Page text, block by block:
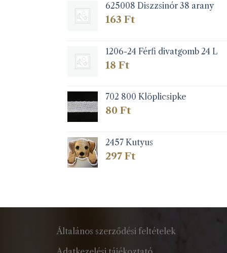
625008 Diszzsinór 38 arany
163 Ft
1206-24 Férfi divatgomb 24 L
18 Ft
702 800 Klöplicsipke
80 Ft
2457 Kutyus
297 Ft
Általános szerződési feltételek